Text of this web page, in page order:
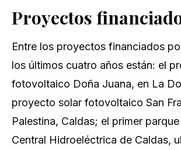
Proyectos
Entre los proyectos financiados
los últimos cuatro años están: el
fotovoltaico Doña Juana, en La
proyecto solar fotovoltaico San
Palestina, Caldas; el primer
Central Hidroeléctrica de Caldas,